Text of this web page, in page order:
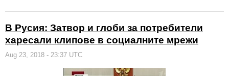
В Русия: Затвор и глоби за потребители
харесали клипове в социалните мрежи
Aug 23, 2018 - 23:37 UTC